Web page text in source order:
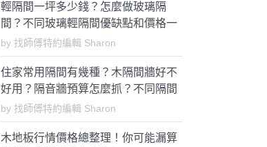
輕隔間一坪多少錢？怎麼做玻璃隔
間？不同玻璃輕隔間優缺點和價格一
次告訴你
by 找師傅特約編輯 Sharon
住家常用隔間有幾種？木隔間牆好不
好用？隔音牆預算怎麼抓？不同隔間
牆優缺點、預算一次告訴你
by 找師傅特約編輯 Sharon
木地板行情價格總整理！你可能漏算